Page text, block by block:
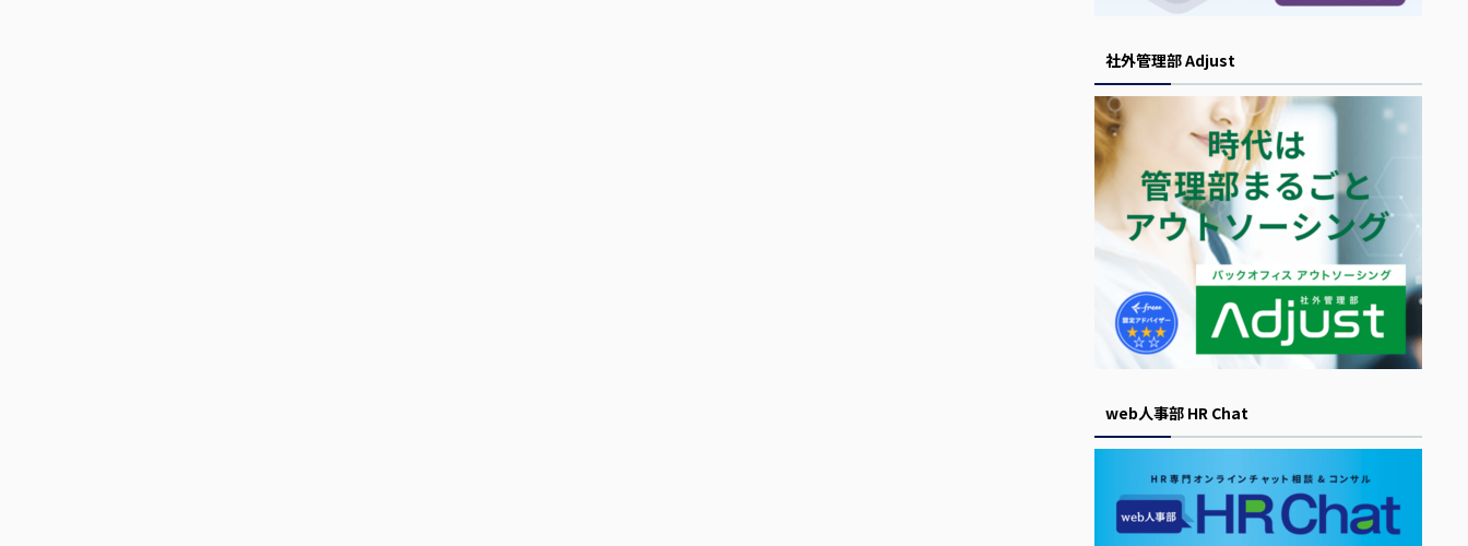
社外管理部 Adjust
web人事部 HR Chat